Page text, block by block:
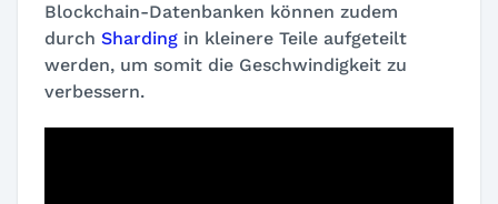
Blockchain-Datenbanken können zudem
durch Sharding in kleinere Teile aufgeteilt
werden, um somit die Geschwindigkeit zu
verbessern.